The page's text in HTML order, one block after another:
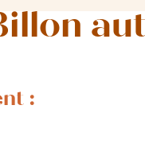
: